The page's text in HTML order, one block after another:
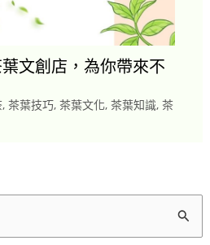
文創店，為你帶來不
, 茶葉技巧, 茶葉文化, 茶葉知識, 茶